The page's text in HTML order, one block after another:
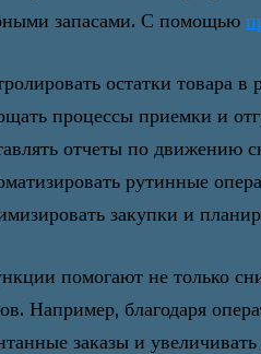
запасами. С помощью
остатки товара в
процессы приемки и
отчеты по движению
рутинные
закупки и
помогают не только
Например, благодаря
заказы и